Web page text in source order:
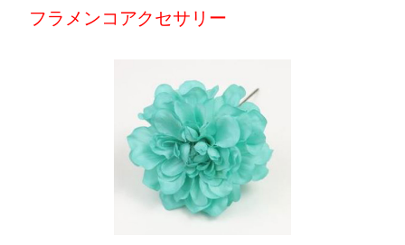
フラメンコアクセサリー